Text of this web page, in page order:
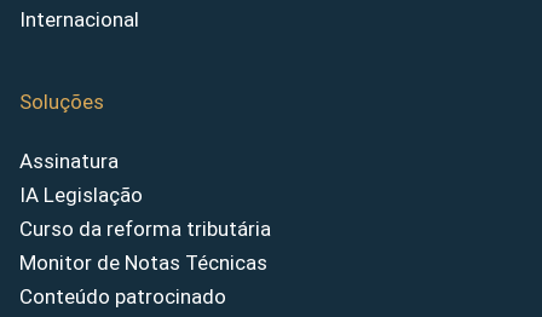
Internacional
Soluções
Assinatura
IA Legislação
Curso da reforma tributária
Monitor de Notas Técnicas
Conteúdo patrocinado